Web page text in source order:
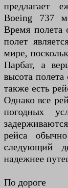
предлагает
Boeing 737
Время полета
полет
мире,
Парбат, а
высота
также есть
Однако все
погодных
рейса
следующий
надежнее
По дороге